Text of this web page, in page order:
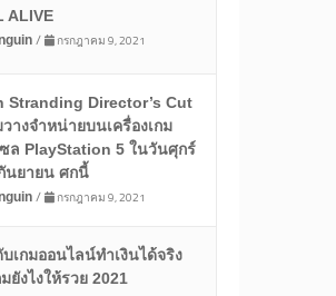
ALIVE
/ กรกฎาคม 9, 2021
Stranding Director’s Cut
วางจำหน่ายบนเครื่องเกม
ล PlayStation 5 ในวันศุกร์
นยายน ศกนี้
/ กรกฎาคม 9, 2021
เกมออนไลน์ทำเงินได้จริง
มยังไงให้รวย 2021